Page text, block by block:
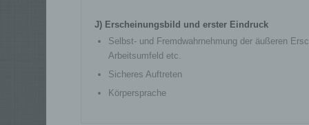
J) Erscheinungsbild und erster Eindruck
Selbst- und Fremdwahrnehmung der äußeren
Arbeitsumfeld etc.
Sicheres Auftreten
Körpersprache
d)